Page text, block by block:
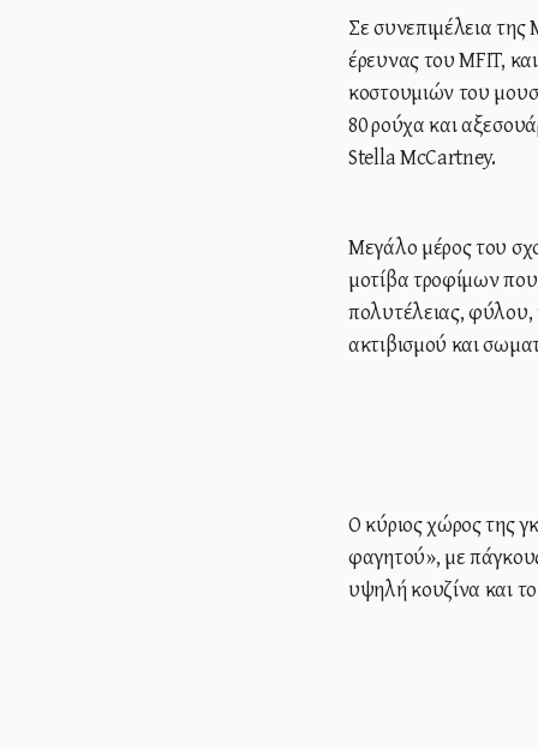
Σε συνεπιμέλεια
έρευνας του MFIT,
κοστουμιών του
80 ρούχα και
Stella McCartney.
Μεγάλο μέρος του
μοτίβα τροφίμων
πολυτέλειας,
ακτιβισμού και
Ο κύριος χώρος της
φαγητού», με
υψηλή κουζίνα και